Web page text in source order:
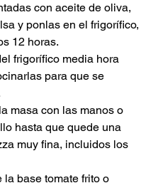
con aceite de oliva,
y ponlas en el frigorífico,
12 horas.
frigorífico media hora
para que se
masa con las manos o
hasta que quede una
muy fina, incluidos los
la base tomate frito o